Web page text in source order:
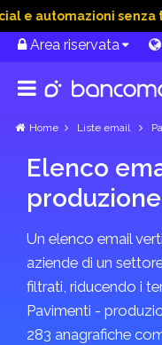
automazioni senza
Area riservata
Home Liste email
Elenco
Un elenco email
aziende di un
filtrati, riducendo i
Pavimenti -
283 anagrafiche